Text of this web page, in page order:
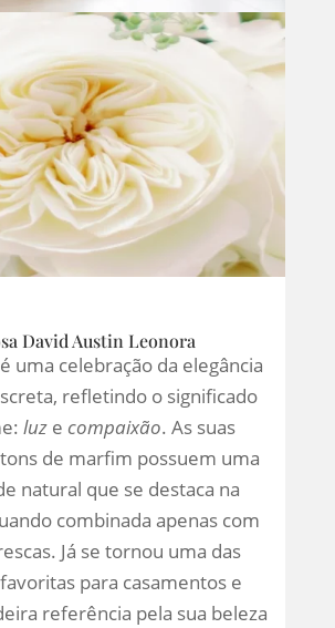
David Austin Leonora
é uma celebração da elegância
refletindo o significado
luze compaixão. As suas
de marfim possuem uma
natural que se destaca na
combinada apenas com
Já se tornou uma das
para casamentos e
referência pela sua beleza